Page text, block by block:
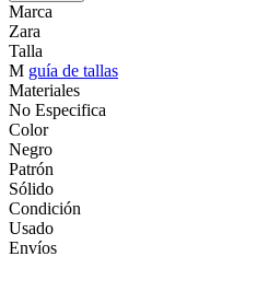
Marca
Zara
Talla
M guía de tallas
Materiales
No Especifica
Color
Negro
Patrón
Sólido
Condición
Usado
Envíos